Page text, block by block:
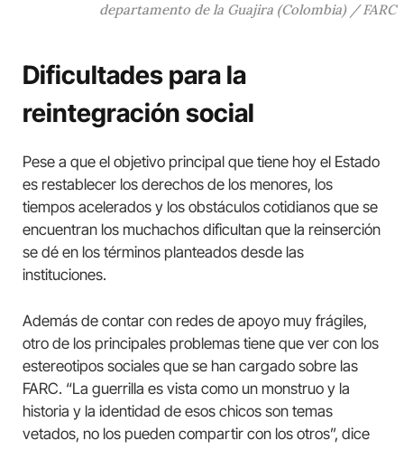
departamento de la Guajira (Colombia) / FARC
Dificultades para la
reintegración social
Pese a que el objetivo principal que tiene hoy el Estado
es restablecer los derechos de los menores, los
tiempos acelerados y los obstáculos cotidianos que se
encuentran los muchachos dificultan que la reinserción
se dé en los términos planteados desde las
instituciones.
Además de contar con redes de apoyo muy frágiles,
otro de los principales problemas tiene que ver con los
estereotipos sociales que se han cargado sobre las
FARC. “La guerrilla es vista como un monstruo y la
historia y la identidad de esos chicos son temas
vetados, no los pueden compartir con los otros”, dice